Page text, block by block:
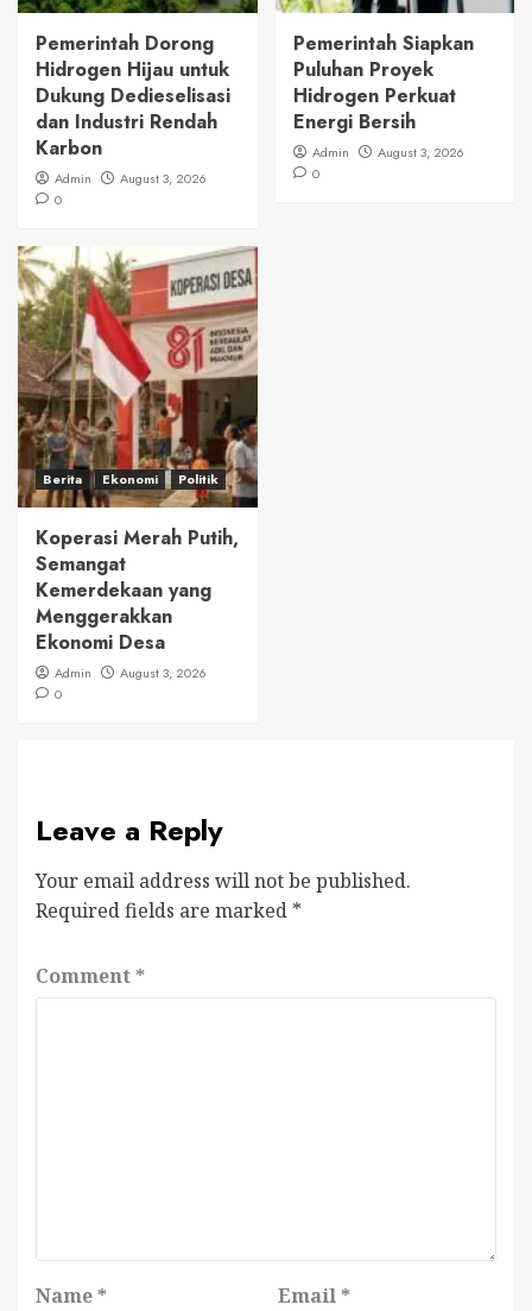
Pemerintah Dorong
Hidrogen Hijau untuk
Dukung Dedieselisasi
dan Industri Rendah
Karbon
Admin
August 3, 2026
0
Pemerintah Siapkan
Puluhan Proyek
Hidrogen Perkuat
Energi Bersih
Admin
August 3, 2026
0
Berita Ekonomi Politik
Koperasi Merah Putih,
Semangat
Kemerdekaan yang
Menggerakkan
Ekonomi Desa
Admin
August 3, 2026
0
Leave a Reply
Your email address will not be published.
Required fields are marked *
Comment *
Name * Email *